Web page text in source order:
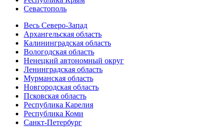
Севастополь
Весь Северо-Запад
Архангельская область
Калининградская область
Вологодская область
Ненецкий автономный округ
Ленинградская область
Мурманская область
Новгородская область
Псковская область
Республика Карелия
Республика Коми
Санкт-Петербург